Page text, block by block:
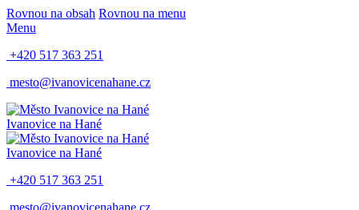
Rovnou na obsah Rovnou na menu
Menu
+420 517 363 251
mesto@ivanovicenahane.cz
Ivanovice na Hané
Ivanovice na Hané
+420 517 363 251
mesto@ivanovicenahane.cz